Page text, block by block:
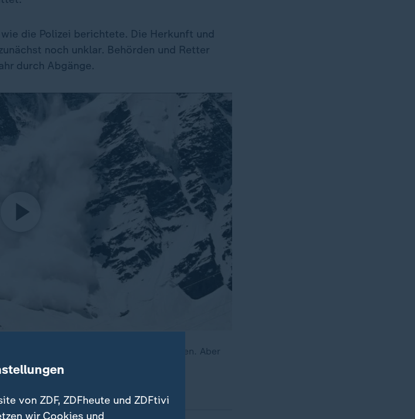
die Polizei berichtete. Die Herkunft und
noch unklar. Behörden und Retter
durch Abgänge.
Dutzende Menschen in den Tod gerissen. Aber
von ZDF, ZDFheute und ZDFtivi
wir Cookies und